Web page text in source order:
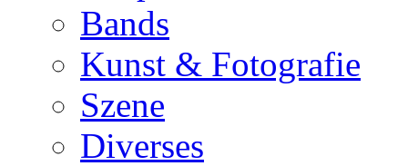
Bands
Kunst & Fotografie
Szene
Diverses